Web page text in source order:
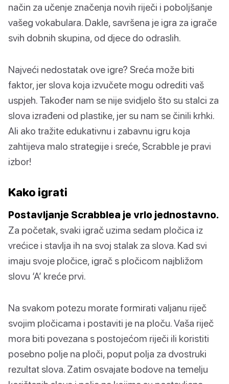
način za učenje značenja novih riječi i poboljšanje
vašeg vokabulara. Dakle, savršena je igra za igrače
svih dobnih skupina, od djece do odraslih.
Najveći nedostatak ove igre? Sreća može biti
faktor, jer slova koja izvučete mogu odrediti vaš
uspjeh. Također nam se nije svidjelo što su stalci za
slova izrađeni od plastike, jer su nam se činili krhki.
Ali ako tražite edukativnu i zabavnu igru koja
zahtijeva malo strategije i sreće, Scrabble je pravi
izbor!
Kako igrati
Postavljanje Scrabblea je vrlo jednostavno.
Za početak, svaki igrač uzima sedam pločica iz
vrećice i stavlja ih na svoj stalak za slova. Kad svi
imaju svoje pločice, igrač s pločicom najbližom
slovu ‘A’ kreće prvi.
Na svakom potezu morate formirati valjanu riječ
svojim pločicama i postaviti je na ploču. Vaša riječ
mora biti povezana s postojećom riječi ili koristiti
posebno polje na ploči, poput polja za dvostruki
rezultat slova. Zatim osvajate bodove na temelju